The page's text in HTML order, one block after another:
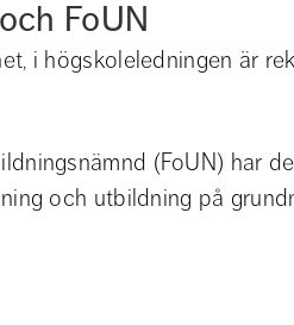
FoUN
i högskoleledningen är
(FoUN) har
och utbildning på